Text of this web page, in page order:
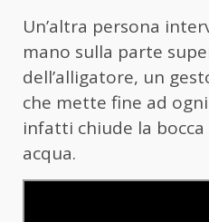
Un’altra persona
mano sulla parte
dell’alligatore, un
che mette fine ad
infatti chiude la
acqua.